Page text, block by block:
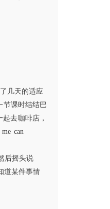
几天的适应
节课时结结巴
去咖啡店，
can
后摇头说
道某件事情